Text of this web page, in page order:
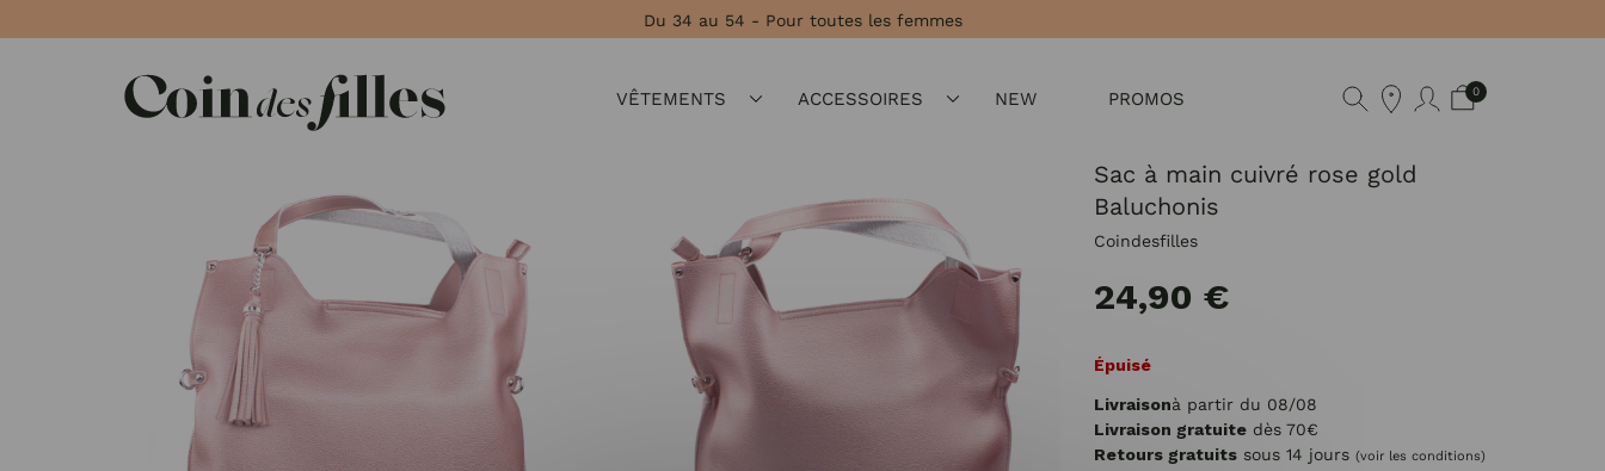
Du 34 au 54 - Pour toutes les femmes
VÊTEMENTS ACCESSOIRES NEW PROMOS 0
Sac à main cuivré rose gold
Baluchonis
Coindesfilles
24,90 €
Épuisé
Livraisonà partir du 08/08
Livraison gratuite dès 70€
Retours gratuits sous 14 jours (voir les conditions)